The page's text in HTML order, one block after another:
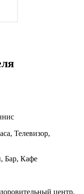
Телевизор,
Бар, Кафе
центр,